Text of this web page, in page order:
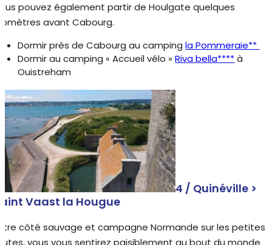
pouvez également partir de Houlgate quelques
avant Cabourg.
Dormir près de Cabourg au campingla Pommeraie**
Dormir au camping « Accueil vélo »Riva bella**** à
Ouistreham
4 / Quinéville >
Vaast la Hougue
côté sauvage et campagne Normande sur les petites
vous vous sentirez paisiblement au bout du monde